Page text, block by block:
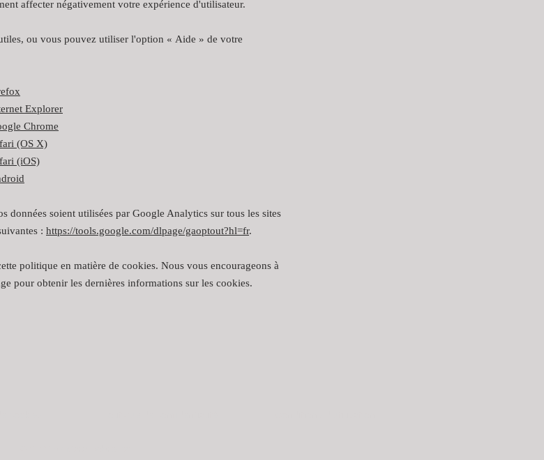
affecter négativement votre expérience d'utilisateur.
ou vous pouvez utiliser l'option « Aide » de votre
Explorer
Chrome
(OS X)
(iOS)
données soient utilisées par Google Analytics sur tous les sites
: https://tools.google.com/dlpage/gaoptout?hl=fr.
politique en matière de cookies. Nous vous encourageons à
pour obtenir les dernières informations sur les cookies.